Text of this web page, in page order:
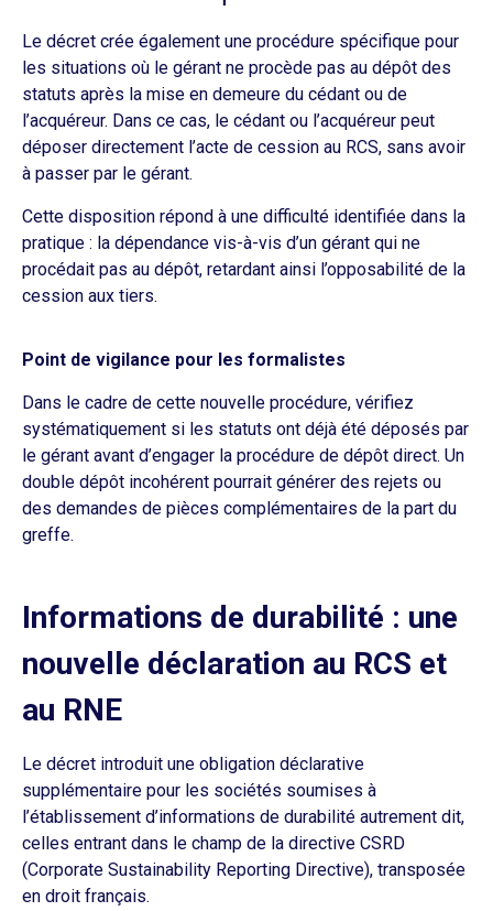
Le décret crée également une procédure spécifique pour
les situations où le gérant ne procède pas au dépôt des
statuts après la mise en demeure du cédant ou de
l’acquéreur. Dans ce cas, le cédant ou l’acquéreur peut
déposer directement l’acte de cession au RCS, sans avoir
à passer par le gérant.
Cette disposition répond à une difficulté identifiée dans la
pratique : la dépendance vis-à-vis d’un gérant qui ne
procédait pas au dépôt, retardant ainsi l’opposabilité de la
cession aux tiers.
Point de vigilance pour les formalistes
Dans le cadre de cette nouvelle procédure, vérifiez
systématiquement si les statuts ont déjà été déposés par
le gérant avant d’engager la procédure de dépôt direct. Un
double dépôt incohérent pourrait générer des rejets ou
des demandes de pièces complémentaires de la part du
greffe.
Informations de durabilité : une
nouvelle déclaration au RCS et
au RNE
Le décret introduit une obligation déclarative
supplémentaire pour les sociétés soumises à
l’établissement d’informations de durabilité autrement dit,
celles entrant dans le champ de la directive CSRD
(Corporate Sustainability Reporting Directive), transposée
en droit français.